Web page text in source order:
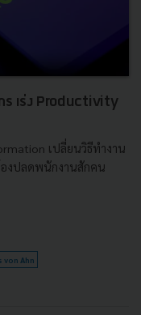
ร เร่ง Productivity
เปลี่ยนวิธีทำงาน
องปลดพนักงานสักคน
von Ahn